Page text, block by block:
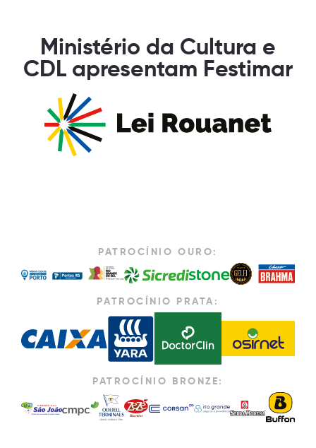
Ministério da Cultura e
CDL apresentam Festimar
PATROCÍNIO OURO:
PATROCÍNIO PRATA:
PATROCÍNIO BRONZE: